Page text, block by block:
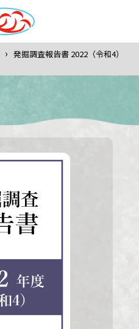
› 発掘調査報告書 2022（令和4）